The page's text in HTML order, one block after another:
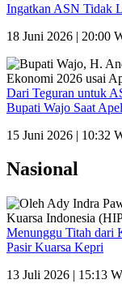
Ingatkan ASN Tidak
18 Juni 2026 | 20:00
Dari Teguran untuk
Bupati Wajo Saat
15 Juni 2026 | 10:32
Nasional
Menunggu Titah dari
Pasir Kuarsa Kepri
13 Juli 2026 | 15:13